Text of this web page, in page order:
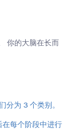
你的大脑在长而
分为 3 个类别。
在每个阶段中进行